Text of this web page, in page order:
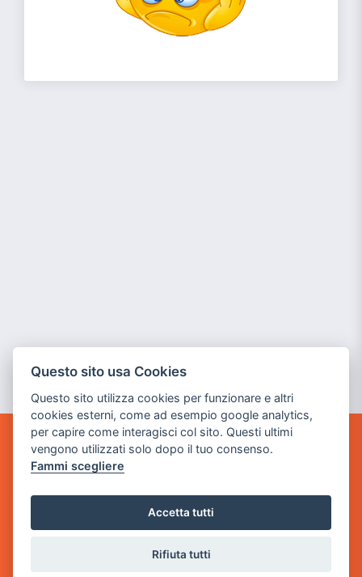
GAME WARP
BY POWER GAME SRL
via Villaggio dei Platani, 3
Questo sito usa Cookies
Questo sito utilizza cookies per funzionare e altri
cookies esterni, come ad esempio google analytics,
per capire come interagisci col sito. Questi ultimi
vengono utilizzati solo dopo il tuo consenso.
Fammi scegliere
Accetta tutti
Rifiuta tutti